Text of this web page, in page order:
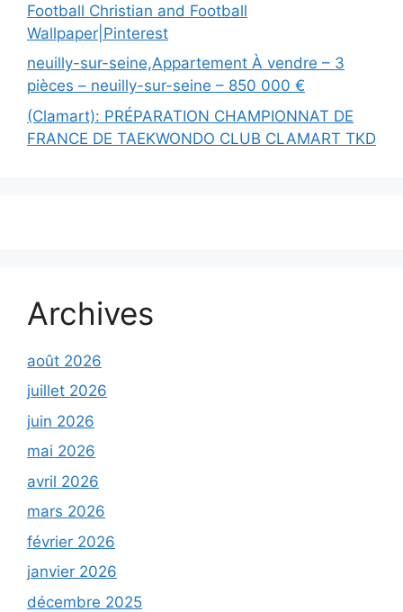
Football Christian and Football
Wallpaper|Pinterest
neuilly-sur-seine,Appartement À vendre – 3
pièces – neuilly-sur-seine – 850 000 €
(Clamart): PRÉPARATION CHAMPIONNAT DE
FRANCE DE TAEKWONDO CLUB CLAMART TKD
Archives
août 2026
juillet 2026
juin 2026
mai 2026
avril 2026
mars 2026
février 2026
janvier 2026
décembre 2025